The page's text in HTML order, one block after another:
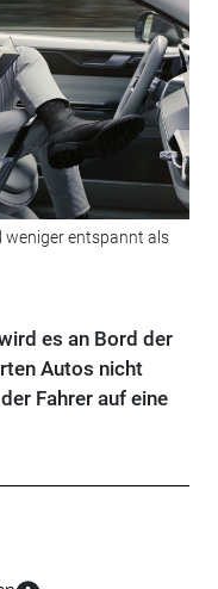
entspannt als
es an Bord der
Autos nicht
Fahrer auf eine